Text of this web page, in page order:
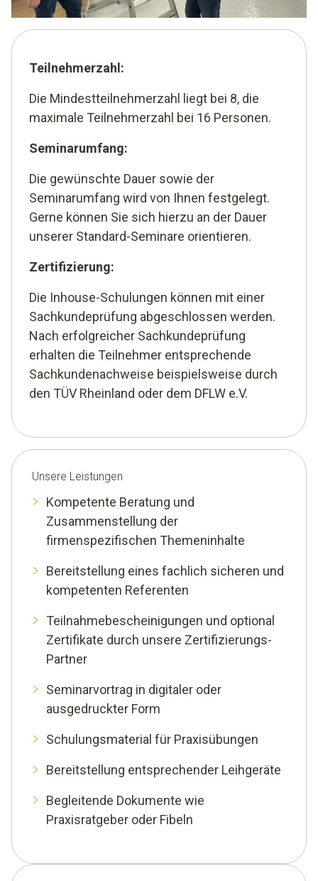
Teilnehmerzahl:
Die Mindestteilnehmerzahl liegt bei 8, die
maximale Teilnehmerzahl bei 16 Personen.
Seminarumfang:
Die gewünschte Dauer sowie der
Seminarumfang wird von Ihnen festgelegt.
Gerne können Sie sich hierzu an der Dauer
unserer Standard-Seminare orientieren.
Zertifizierung:
Die Inhouse-Schulungen können mit einer
Sachkundeprüfung abgeschlossen werden.
Nach erfolgreicher Sachkundeprüfung
erhalten die Teilnehmer entsprechende
Sachkundenachweise beispielsweise durch
den TÜV Rheinland oder dem DFLW e.V.
Unsere Leistungen
Kompetente Beratung und
Zusammenstellung der
firmenspezifischen Themeninhalte
Bereitstellung eines fachlich sicheren und
kompetenten Referenten
Teilnahmebescheinigungen und optional
Zertifikate durch unsere Zertifizierungs-
Partner
Seminarvortrag in digitaler oder
ausgedruckter Form
Schulungsmaterial für Praxisübungen
Bereitstellung entsprechender Leihgeräte
Begleitende Dokumente wie
Praxisratgeber oder Fibeln